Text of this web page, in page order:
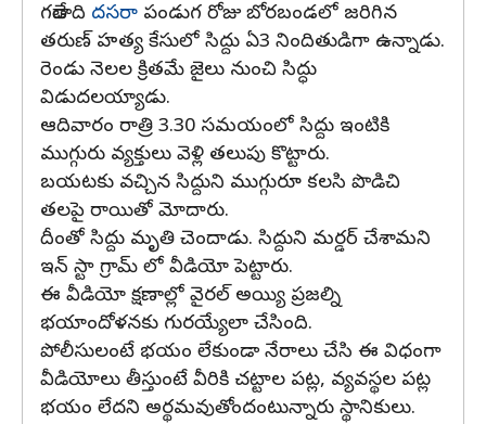
గతేడాది దసరా పండుగ రోజు బోరబండలో జరిగిన
తరుణ్ హత్య కేసులో సిద్దు ఏ3 నిందితుడిగా ఉన్నాడు.
రెండు నెలల క్రితమే జైలు నుంచి సిద్ధు
విడుదలయ్యాడు.
ఆదివారం రాత్రి 3.30 సమయంలో సిద్దు ఇంటికి
ముగ్గురు వ్యక్తులు వెళ్లి తలుపు కొట్టారు.
బయటకు వచ్చిన సిద్దుని ముగ్గురూ కలసి పొడిచి
తలపై రాయితో మోదారు.
దీంతో సిద్దు మృతి చెందాడు. సిద్దుని మర్డర్ చేశామని
ఇన్ స్టా గ్రామ్ లో వీడియో పెట్టారు.
ఈ వీడియో క్షణాల్లో వైరల్ అయ్యి ప్రజల్ని
భయాందోళనకు గురయ్యేలా చేసింది.
పోలీసులంటే భయం లేకుండా నేరాలు చేసి ఈ విధంగా
వీడియోలు తీస్తుంటే వీరికి చట్టాల పట్ల, వ్యవస్థల పట్ల
భయం లేదని అర్థమవుతోందంటున్నారు స్థానికులు.